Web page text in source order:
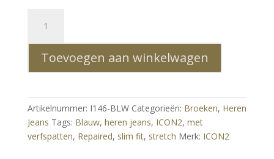
Fit
Repaired
Stretch
Jeans
met
Verfspatten
–
Toevoegen aan winkelwagen
Artikelnummer: I146-BLW Categorieën: Broeken, Heren
Jeans Tags: Blauw, heren jeans, ICON2, met
verfspatten, Repaired, slim fit, stretch Merk: ICON2